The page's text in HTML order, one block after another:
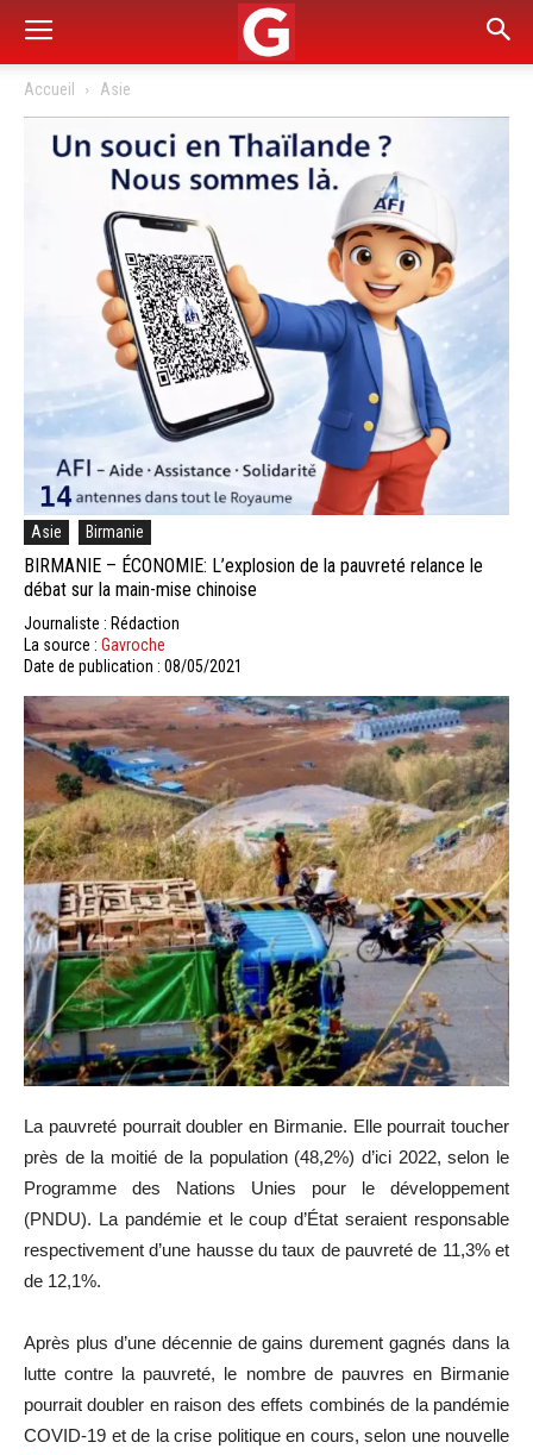
Accueil Asie
Asie Birmanie
BIRMANIE – ÉCONOMIE: L’explosion de la pauvreté relance le
débat sur la main-mise chinoise
Journaliste : Rédaction
La source : Gavroche
Date de publication : 08/05/2021
La pauvreté pourrait doubler en Birmanie. Elle pourrait toucher
près de la moitié de la population (48,2%) d’ici 2022, selon le
Programme des Nations Unies pour le développement
(PNDU). La pandémie et le coup d’État seraient responsable
respectivement d’une hausse du taux de pauvreté de 11,3% et
de 12,1%.
Après plus d’une décennie de gains durement gagnés dans la
lutte contre la pauvreté, le nombre de pauvres en Birmanie
pourrait doubler en raison des effets combinés de la pandémie
COVID-19 et de la crise politique en cours, selon une nouvelle